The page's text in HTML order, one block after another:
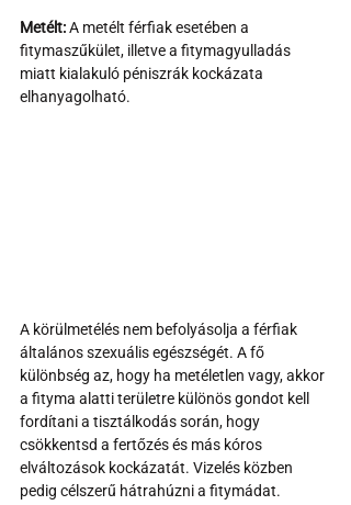
Metélt: A metélt férfiak esetében a
fitymaszűkület, illetve a fitymagyulladás
miatt kialakuló péniszrák kockázata
elhanyagolható.
A körülmetélés nem befolyásolja a férfiak
általános szexuális egészségét. A fő
különbség az, hogy ha metéletlen vagy, akkor
a fityma alatti területre különös gondot kell
fordítani a tisztálkodás során, hogy
csökkentsd a fertőzés és más kóros
elváltozások kockázatát. Vizelés közben
pedig célszerű hátrahúzni a fitymádat.